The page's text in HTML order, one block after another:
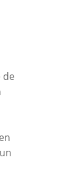
de